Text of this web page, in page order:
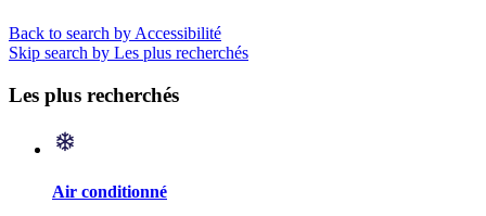
Back to search by Accessibilité
Skip search by Les plus recherchés
Les plus recherchés
Air conditionné